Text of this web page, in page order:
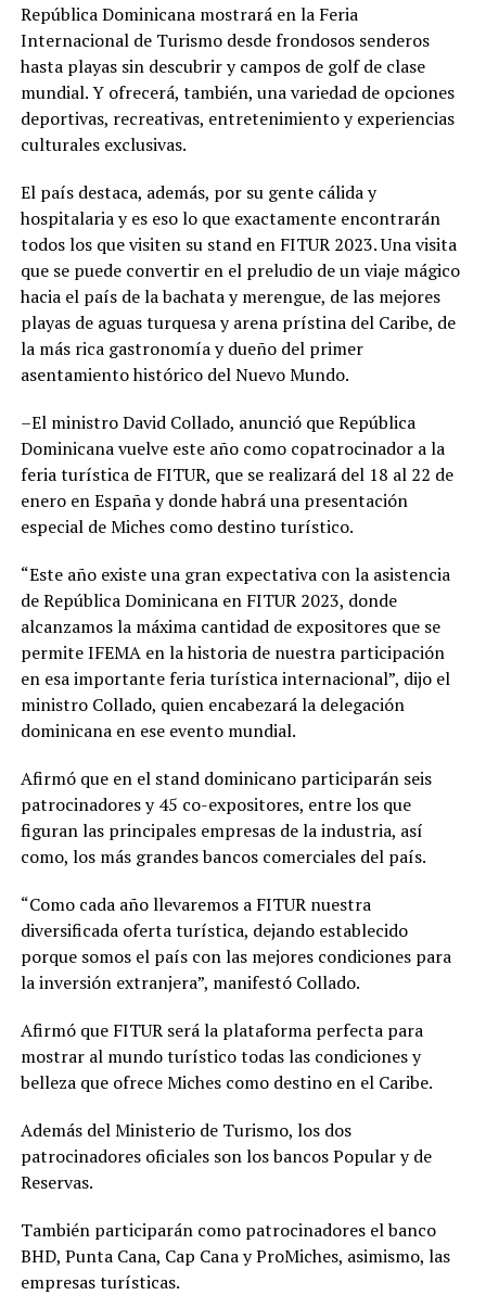
República Dominicana mostrará en la Feria
Internacional de Turismo desde frondosos senderos
hasta playas sin descubrir y campos de golf de clase
mundial. Y ofrecerá, también, una variedad de opciones
deportivas, recreativas, entretenimiento y experiencias
culturales exclusivas.
El país destaca, además, por su gente cálida y
hospitalaria y es eso lo que exactamente encontrarán
todos los que visiten su stand en FITUR 2023. Una visita
que se puede convertir en el preludio de un viaje mágico
hacia el país de la bachata y merengue, de las mejores
playas de aguas turquesa y arena prístina del Caribe, de
la más rica gastronomía y dueño del primer
asentamiento histórico del Nuevo Mundo.
–El ministro David Collado, anunció que República
Dominicana vuelve este año como copatrocinador a la
feria turística de FITUR, que se realizará del 18 al 22 de
enero en España y donde habrá una presentación
especial de Miches como destino turístico.
“Este año existe una gran expectativa con la asistencia
de República Dominicana en FITUR 2023, donde
alcanzamos la máxima cantidad de expositores que se
permite IFEMA en la historia de nuestra participación
en esa importante feria turística internacional”, dijo el
ministro Collado, quien encabezará la delegación
dominicana en ese evento mundial.
Afirmó que en el stand dominicano participarán seis
patrocinadores y 45 co-expositores, entre los que
figuran las principales empresas de la industria, así
como, los más grandes bancos comerciales del país.
“Como cada año llevaremos a FITUR nuestra
diversificada oferta turística, dejando establecido
porque somos el país con las mejores condiciones para
la inversión extranjera”, manifestó Collado.
Afirmó que FITUR será la plataforma perfecta para
mostrar al mundo turístico todas las condiciones y
belleza que ofrece Miches como destino en el Caribe.
Además del Ministerio de Turismo, los dos
patrocinadores oficiales son los bancos Popular y de
Reservas.
También participarán como patrocinadores el banco
BHD, Punta Cana, Cap Cana y ProMiches, asimismo, las
empresas turísticas.